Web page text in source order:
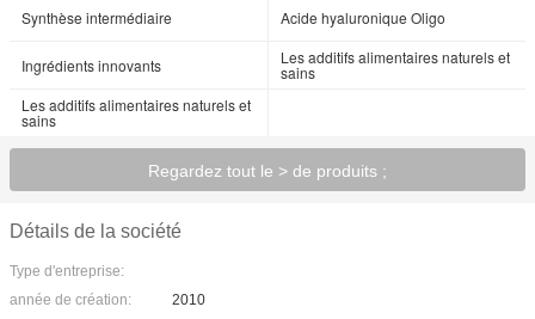
Synthèse intermédiaire
Acide hyaluronique Oligo
Ingrédients innovants Les additifs alimentaires naturels et
sains
Les additifs alimentaires naturels et
sains
Regardez tout le > de produits ;
Détails de la société
Type d'entreprise:
année de création:
2010